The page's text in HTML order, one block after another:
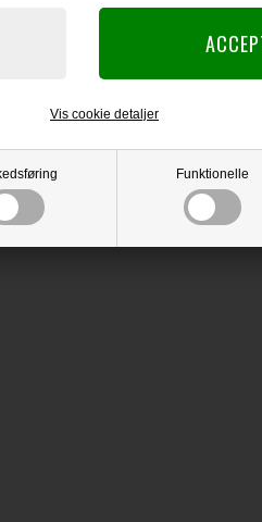
Funktionelle
Vis cookie detaljer